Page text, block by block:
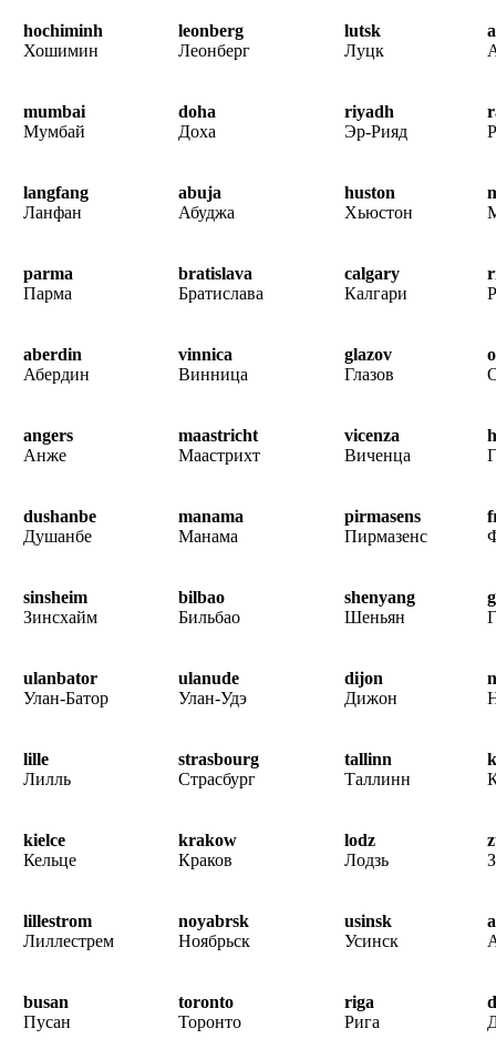
hochiminh
Хошимин
leonberg
Леонберг
lutsk
Луцк
mumbai
Мумбай
doha
Доха
riyadh
Эр-Рияд
langfang
Ланфан
abuja
Абуджа
huston
Хьюстон
parma
Парма
bratislava
Братислава
calgary
Калгари
aberdin
Абердин
vinnica
Винница
glazov
Глазов
angers
Анже
maastricht
Маастрихт
vicenza
Виченца
dushanbe
Душанбе
manama
Манама
pirmasens
Пирмазенс
sinsheim
Зинсхайм
bilbao
Бильбао
shenyang
Шеньян
ulanbator
Улан-Батор
ulanude
Улан-Удэ
dijon
Дижон
lille
Лилль
strasbourg
Страсбург
tallinn
Таллинн
kielce
Кельце
krakow
Краков
lodz
Лодзь
lillestrom
Лиллестрем
noyabrsk
Ноябрьск
usinsk
Усинск
busan
Пусан
toronto
Торонто
riga
Рига